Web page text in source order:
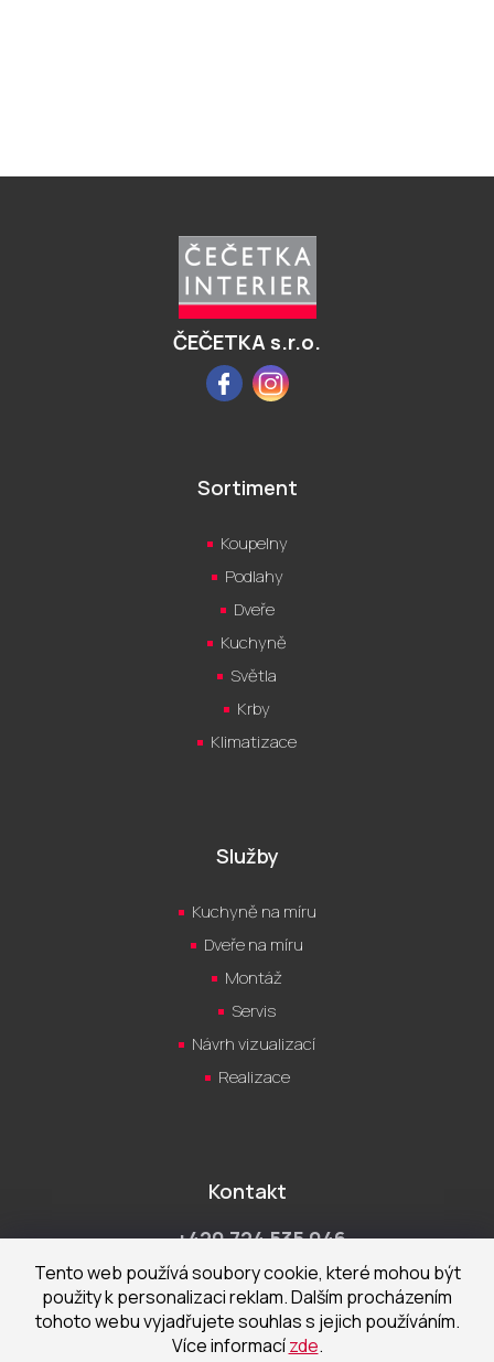
Tento web používá soubory cookie, které mohou být
použity k personalizaci reklam. Dalším procházením
tohoto webu vyjadřujete souhlas s jejich používáním.
Více informacízde.
ČEČETKA s.r.o.
FacebookInstagram
Sortiment
Koupelny
Podlahy
Dveře
Kuchyně
Světla
Krby
Klimatizace
Služby
Kuchyně na míru
Dveře na míru
Montáž
Servis
Návrh vizualizací
Realizace
Kontakt
+420 724 535 046
Po-Pá 9:00 - 18:00 hod
obchod@cecetka.cz